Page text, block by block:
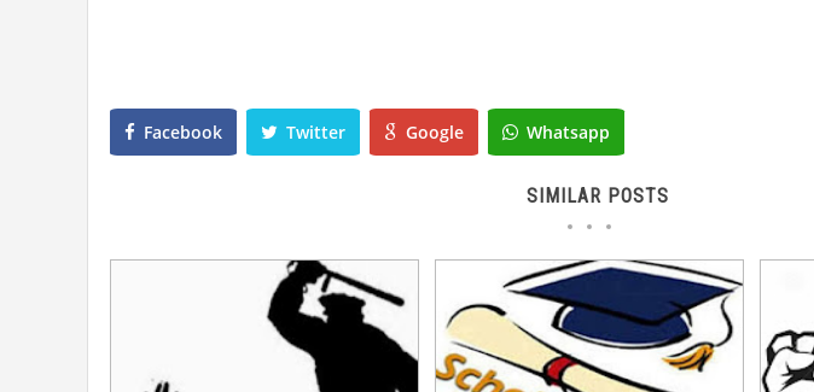
Facebook Twitter Google Whatsapp
SIMILAR POSTS